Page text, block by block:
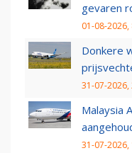
gevaren
01-08-2026,
Donkere
31-07-2026,
Malaysia
31-07-2026,